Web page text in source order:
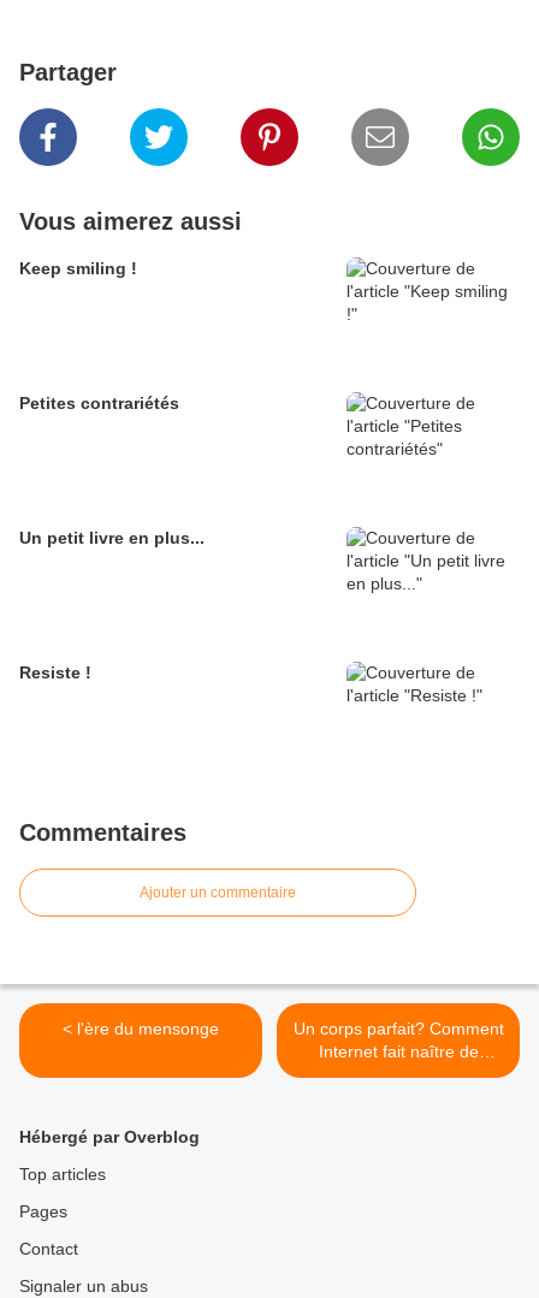
Partager
Vous aimerez aussi
Keep smiling !
Petites contrariétés
Un petit livre en plus...
Resiste !
Commentaires
Ajouter un commentaire
< l'ère du mensonge
Un corps parfait? Comment
Internet fait naître de
nouveaux standards >
Hébergé par Overblog
Top articles
Pages
Contact
Signaler un abus